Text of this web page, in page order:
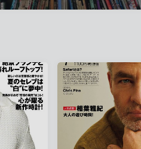
邮箱
账号密码登录